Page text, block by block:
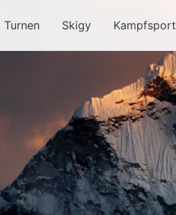
Turnen Skigy Kampfsport